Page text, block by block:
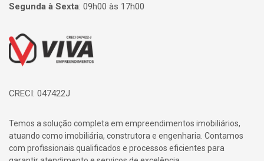
Segunda à Sexta: 09h00 às 17h00
Página inicial
CRECI: 047422J
Temos a solução completa em empreendimentos imobiliários,
atuando como imobiliária, construtora e engenharia. Contamos
com profissionais qualificados e processos eficientes para